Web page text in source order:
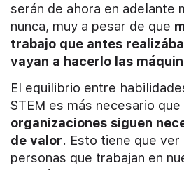
serán de ahora en adelante
nunca, muy a pesar de que
trabajo que antes
vayan a hacerlo las
El equilibrio entre
STEM es más necesario que
organizaciones siguen
de valor. Esto tiene que
personas que trabajan en